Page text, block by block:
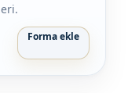
Forma ekle